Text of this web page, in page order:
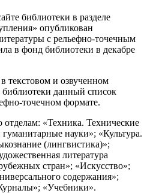
библиотеки в разделе
опубликован
с рельефно-точечным
в фонд библиотеки в декабре
текстовом и озвученном
данный список
точечном формате.
«Техника. Технические
науки»; «Культура.
(лингвистика)»;
литература
стран»; «Искусство»;
содержания»;
«Учебники».